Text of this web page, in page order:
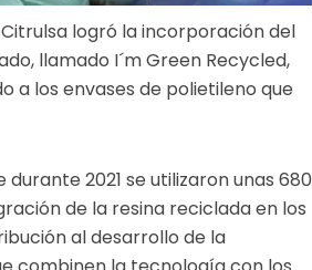
logró la incorporación del
llamado I´m Green Recycled,
a los envases de polietileno que
2021 se utilizaron unas 680
de la resina reciclada en los
al desarrollo de la